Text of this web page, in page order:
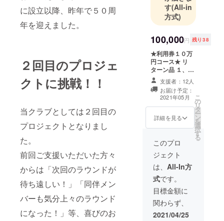
に設立以降、昨年で５０周
年を迎えました。
２回目のプロジェ
クトに挑戦！！
当クラブとしては２回目の
プロジェクトとなりまし
た。
前回ご支援いただいた方々
からは「次回のラウンドが
待ち遠しい！」「同伴メン
バーも気分上々のラウンド
になった！」等、喜びのお
す(All-in
方式)
100,000円 残り38
★利用券１０万
円コース★ リ
ターン品 １、
カート利用証明
証 ご支援して頂
いた事を証明す
る物です。お名
前を記し名刺サ
イズのカードに
限は５年間で
なく優先的に何
度もご利用頂け
ます。 カートの
納品日が決まり
次第、有効期限
等設定し「カー
ト利用証明証」
を発送させて頂
支援者：12人
お届け予定：
2021年05月
詳細を見る
こ
の
リ
タ
ー
ン
を
選
択
す
る
このプロ
ジェクト
は、 All-In方
式です。
目標金額に
関わらず、
2021/04/25